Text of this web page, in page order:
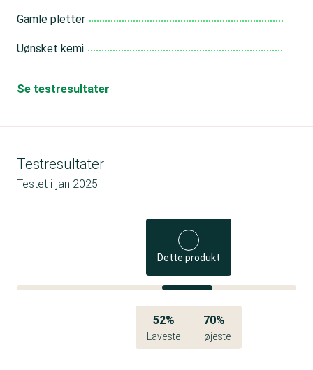
Gamle pletter
Uønsket kemi
Se testresultater
Testresultater
Testet i jan 2025
Dette produkt
52%
Laveste
70%
Højeste